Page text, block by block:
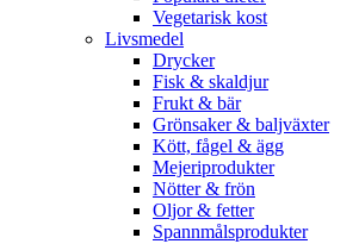
Vegetarisk kost
Livsmedel
Drycker
Fisk & skaldjur
Frukt & bär
Grönsaker & baljväxter
Kött, fågel & ägg
Mejeriprodukter
Nötter & frön
Oljor & fetter
Spannmålsprodukter